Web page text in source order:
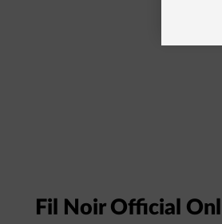
Fil Noir Official